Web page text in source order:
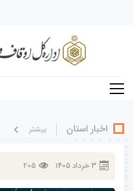
اخبار استان بيشتر
3خرداد1405
205